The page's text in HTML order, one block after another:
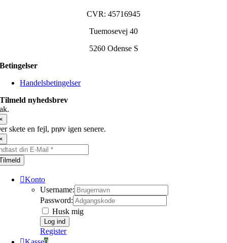
CVR: 45716945
Tuemosevej 40
5260 Odense S
Betingelser
Handelsbetingelser
Tilmeld nyhedsbrev
skete en fejl, prøv igen senere.
Konto
Username:
Password:
Husk mig
Register